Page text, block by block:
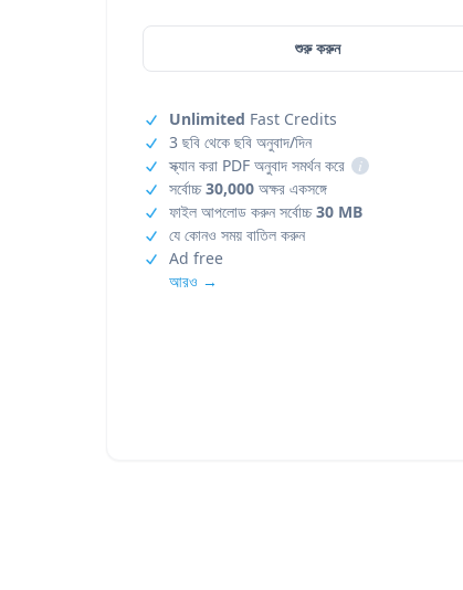
শুরু করুন
Unlimited Fast Credits
3 ছবি থেকে ছবি অনুবাদ/দিন
স্ক্যান করা PDF অনুবাদ সমর্থন করে
i
সর্বোচ্চ30,000 অক্ষর একসঙ্গে
ফাইল আপলোড করুন সর্বোচ্চ30 MB
যে কোনও সময় বাতিল করুন
Ad free
আরও →